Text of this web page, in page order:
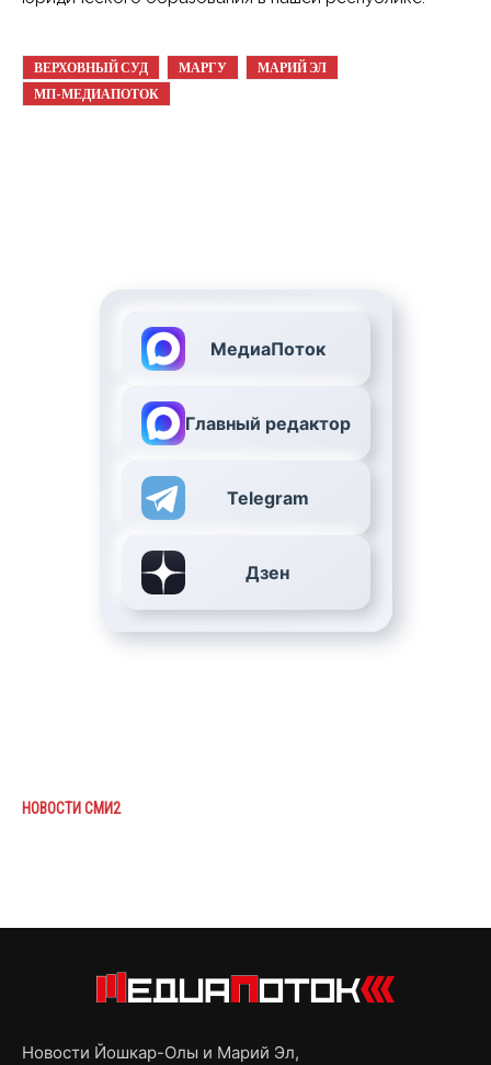
ВЕРХОВНЫЙ СУД МАРГУ
МАРИЙ ЭЛ
МП-МЕДИАПОТОК
МедиаПоток
Главный редактор
Telegram
Дзен
НОВОСТИ СМИ2
Новости Йошкар-Олы и Марий Эл,